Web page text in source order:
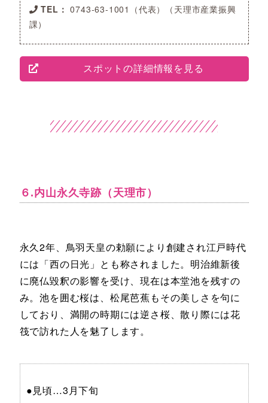
TEL： 0743-63-1001（代表）（天理市産業振興
課）
スポットの詳細情報を見る
６.内山永久寺跡（天理市）
永久2年、鳥羽天皇の勅願により創建され江戸時代
には「西の日光」とも称されました。明治維新後
に廃仏毀釈の影響を受け、現在は本堂池を残すの
み。池を囲む桜は、松尾芭蕉もその美しさを句に
しており、満開の時期には逆さ桜、散り際には花
筏で訪れた人を魅了します。
●見頃…3月下旬